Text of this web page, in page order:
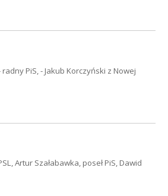
PiS, - Jakub Korczyński z Nowej
Artur Szałabawka, poseł PiS, Dawid